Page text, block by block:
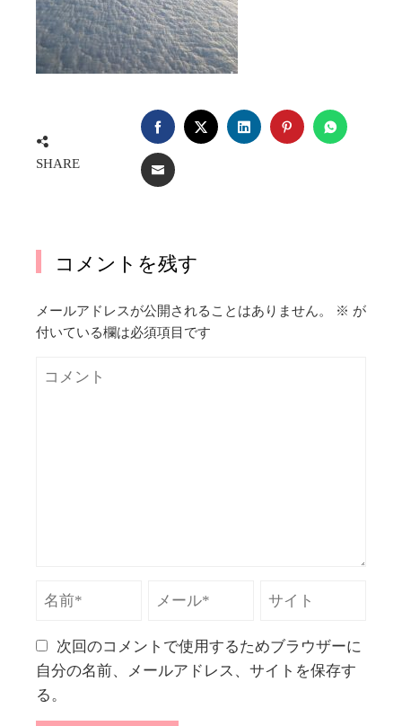
SHARE
FACEBOOKTWITTERLINKEDINPINTEREST
EMAIL
コメントを残す
メールアドレスが公開されることはありません。 ※ が
付いている欄は必須項目です
次回のコメントで使用するためブラウザーに
自分の名前、メールアドレス、サイトを保存す
る。